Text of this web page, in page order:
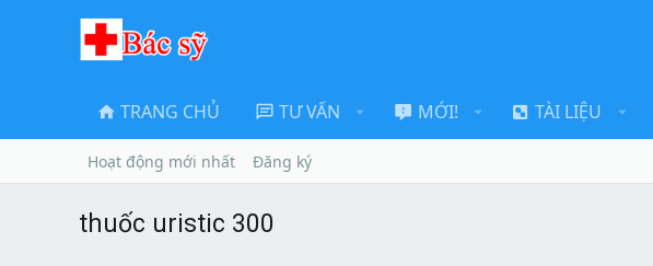
TRANG CHỦ TƯ VẤN MỚI! TÀI LIỆU
Hoạt động mới nhất Đăng ký
thuốc uristic 300